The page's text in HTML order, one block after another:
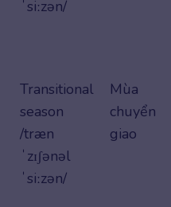
ˈsiːzən/
Transitional
season
/træn
ˈzɪʃənəl
ˈsiːzən/
Mùa
chuyển
giao